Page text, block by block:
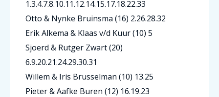
1.3.4.7.8.10.11.12.14.15.17.18.22.33
Otto & Nynke Bruinsma (16) 2.26.28.32
Erik Alkema & Klaas v/d Kuur (10) 5
Sjoerd & Rutger Zwart (20)
6.9.20.21.24.29.30.31
Willem & Iris Brusselman (10) 13.25
Pieter & Aafke Buren (12) 16.19.23